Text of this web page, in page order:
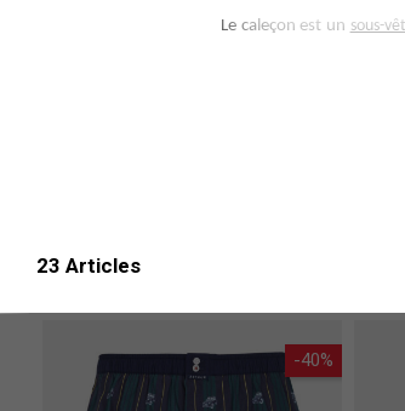
​Le caleçon est un sous-
23 Articles
-40%